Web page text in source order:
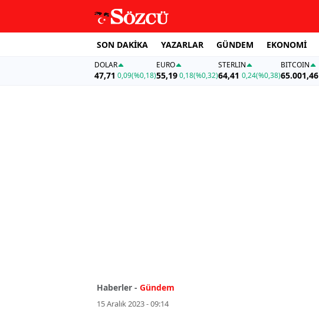
SON DAKİKA YAZARLAR GÜNDEM EKONOMİ
DOLAR
47,71 0,09(%0,18)
EURO
55,19 0,18(%0,32)
STERLIN
64,41 0,24(%0,38)
BITCOIN
65.001,46
Haberler - Gündem
15 Aralık 2023 - 09:14